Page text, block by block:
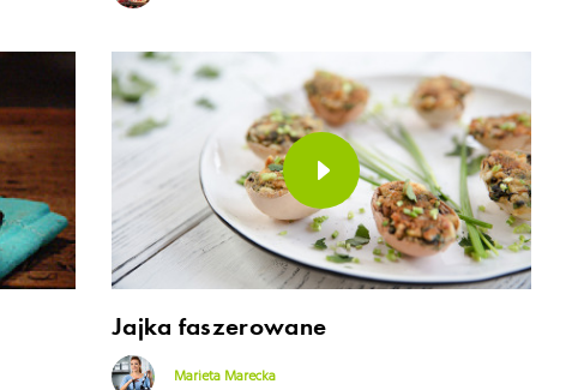
Jajka faszerowane
Marieta Marecka